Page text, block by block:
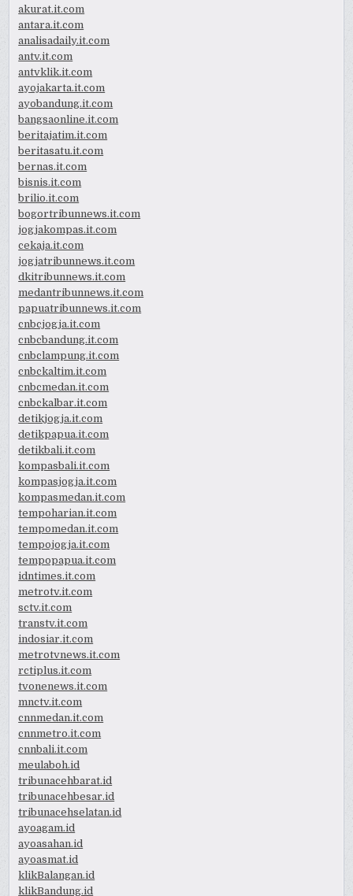
akurat.it.com
antara.it.com
analisadaily.it.com
antv.it.com
antvklik.it.com
ayojakarta.it.com
ayobandung.it.com
bangsaonline.it.com
beritajatim.it.com
beritasatu.it.com
bernas.it.com
bisnis.it.com
brilio.it.com
bogortribunnews.it.com
jogjakompas.it.com
cekaja.it.com
jogjatribunnews.it.com
dkitribunnews.it.com
medantribunnews.it.com
papuatribunnews.it.com
cnbcjogja.it.com
cnbcbandung.it.com
cnbclampung.it.com
cnbckaltim.it.com
cnbcmedan.it.com
cnbckalbar.it.com
detikjogja.it.com
detikpapua.it.com
detikbali.it.com
kompasbali.it.com
kompasjogja.it.com
kompasmedan.it.com
tempoharian.it.com
tempomedan.it.com
tempojogja.it.com
tempopapua.it.com
idntimes.it.com
metrotv.it.com
sctv.it.com
transtv.it.com
indosiar.it.com
metrotvnews.it.com
rctiplus.it.com
tvonenews.it.com
mnctv.it.com
cnnmedan.it.com
cnnmetro.it.com
cnnbali.it.com
meulaboh.id
tribunacehbarat.id
tribunacehbesar.id
tribunacehselatan.id
ayoagam.id
ayoasahan.id
ayoasmat.id
klikBalangan.id
klikBandung.id